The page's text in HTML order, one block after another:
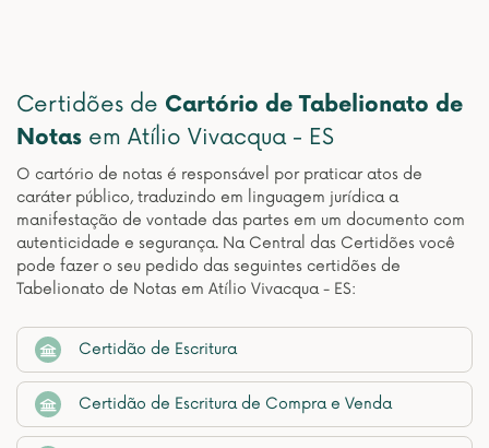
Certidões de Cartório de Tabelionato de
Notas em Atílio Vivacqua - ES
O cartório de notas é responsável por praticar atos de
caráter público, traduzindo em linguagem jurídica a
manifestação de vontade das partes em um documento com
autenticidade e segurança. Na Central das Certidões você
pode fazer o seu pedido das seguintes certidões de
Tabelionato de Notas em Atílio Vivacqua - ES:
Certidão de Escritura
Certidão de Escritura de Compra e Venda